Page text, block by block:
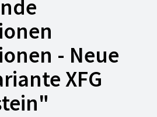
- Neue
XFG